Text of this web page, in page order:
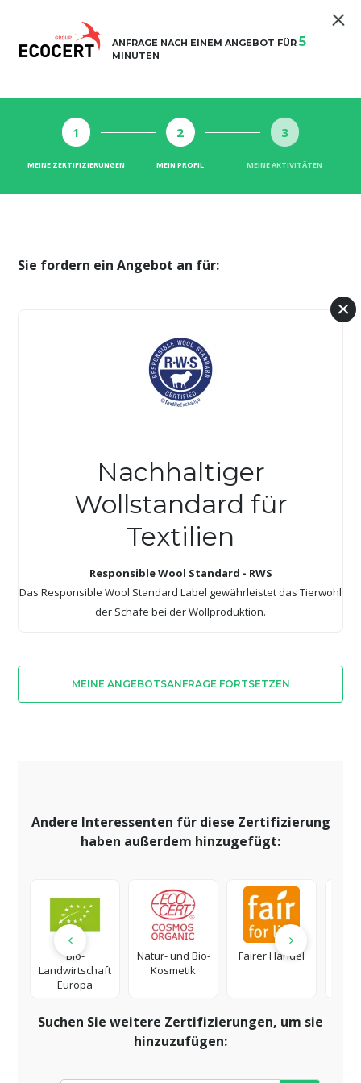
ANFRAGE NACH EINEM ANGEBOT FÜR5
MINUTEN
1
MEINE ZERTIFIZIERUNGEN
2
MEIN PROFIL
3
MEINE AKTIVITÄTEN
Sie fordern ein Angebot an für:
Nachhaltiger
Wollstandard für
Textilien
Responsible Wool Standard - RWS
Das Responsible Wool Standard Label gewährleistet das Tierwohl
der Schafe bei der Wollproduktion.
MEINE ANGEBOTSANFRAGE FORTSETZEN
Andere Interessenten für diese Zertifizierung
haben außerdem hinzugefügt:
Bio-
Landwirtschaft
Europa
Natur- und Bio-
Kosmetik
Fairer Handel
Suchen Sie weitere Zertifizierungen, um sie
hinzuzufügen: